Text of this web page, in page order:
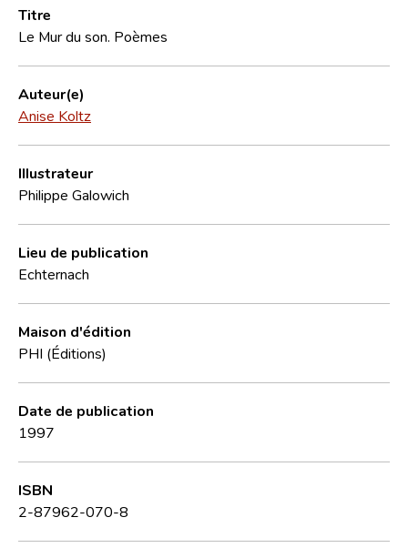
Foire aux questions
CNL
Équipe scientifique
Contact
Titre
Le Mur du son. Poèmes
Auteur(e)
Anise Koltz
Illustrateur
Philippe Galowich
Lieu de publication
Echternach
Maison d'édition
PHI (Éditions)
Date de publication
1997
ISBN
2-87962-070-8